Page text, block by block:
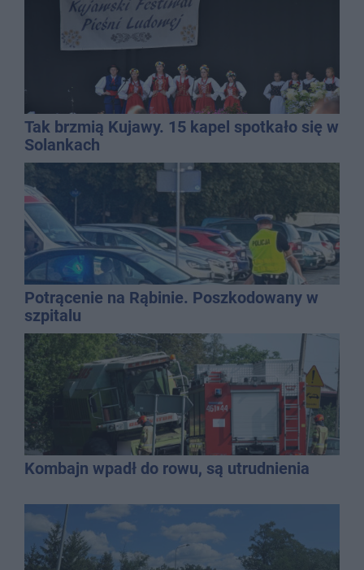
Tak brzmią Kujawy. 15 kapel spotkało się w
Solankach
Potrącenie na Rąbinie. Poszkodowany w
szpitalu
Kombajn wpadł do rowu, są utrudnienia